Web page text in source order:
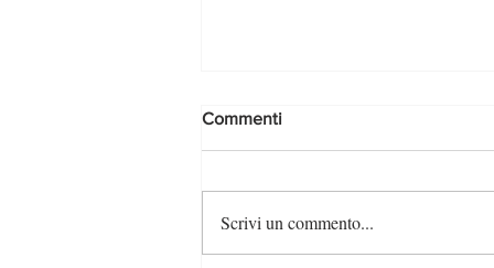
Commenti
Scrivi un commento...